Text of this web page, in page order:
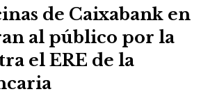
de Caixabank en
al público por la
el ERE de la